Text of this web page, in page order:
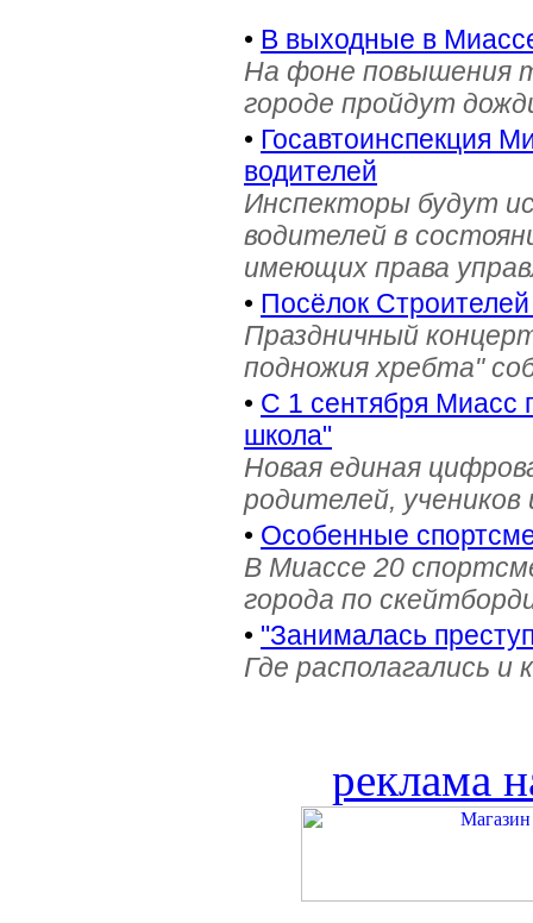
• В выходные в
На фоне повышения
городе пройдут
• Госавтоинспекция
водителей
Инспекторы будут
водителей в
имеющих права
• Посёлок
Праздничный
подножия хребта"
• С 1 сентября Миасс
школа"
Новая единая
родителей, учеников
• Особенные
В Миассе 20
города по
• "Занималась
Где располагались и
реклама